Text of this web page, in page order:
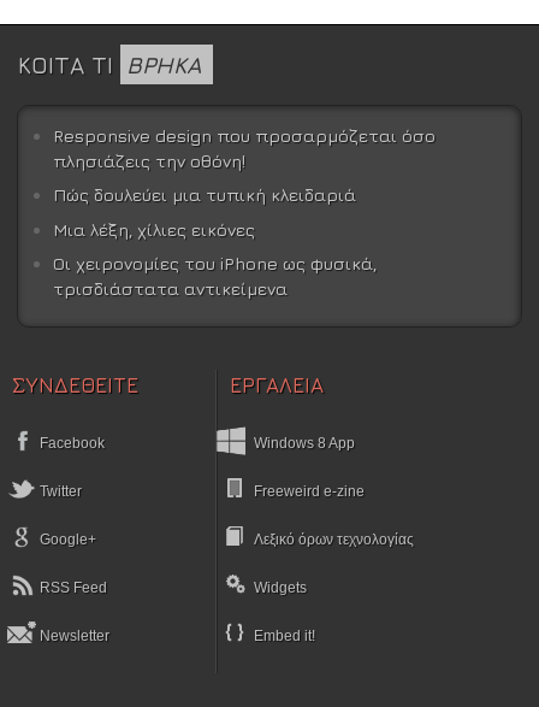
ΚΟΙΤΑ ΤΙ ΒΡΗΚΑ
Responsive design που προσαρμόζεται όσο
πλησιάζεις την οθόνη!
Πώς δουλεύει μια τυπική κλειδαριά
Μια λέξη, χίλιες εικόνες
Οι χειρονομίες του iPhone ως φυσικά,
τρισδιάστατα αντικείμενα
ΣΥΝΔΕΘΕΙΤΕ
Facebook
Twitter
Google+
RSS Feed
Newsletter
ΕΡΓΑΛΕΙΑ
Windows 8 App
Freeweird e-zine
Λεξικό όρων τεχνολογίας
Widgets
Embed it!